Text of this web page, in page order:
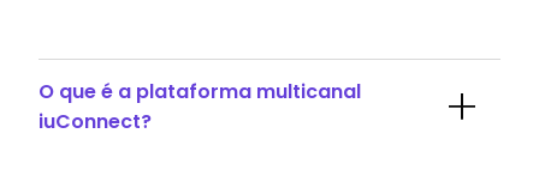
O que é a plataforma multicanal
iuConnect?